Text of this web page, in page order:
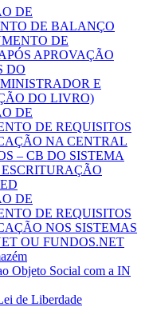
DE
DE BALANÇO
DE
APROVAÇÃO
DO
E
DO LIVRO)
DE
DE REQUISITOS
NA CENTRAL
– CB DO SISTEMA
DE
DE REQUISITOS
NOS SISTEMAS
OU FUNDOS.NET
Objeto Social com a IN
de Liberdade